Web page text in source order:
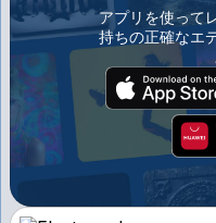
アプリを使って
持ちの正確なエ